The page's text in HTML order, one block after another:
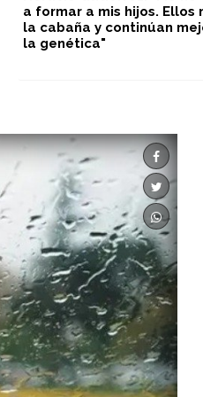
a formar a mis hijos. Ellos
la cabaña y continúan
la genética"